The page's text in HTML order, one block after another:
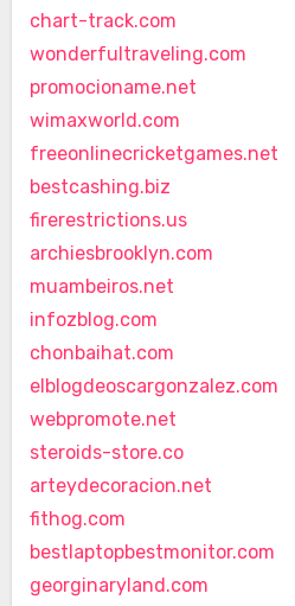
chart-track.com
wonderfultraveling.com
promocioname.net
wimaxworld.com
freeonlinecricketgames.net
bestcashing.biz
firerestrictions.us
archiesbrooklyn.com
muambeiros.net
infozblog.com
chonbaihat.com
elblogdeoscargonzalez.com
webpromote.net
steroids-store.co
arteydecoracion.net
fithog.com
bestlaptopbestmonitor.com
georginaryland.com